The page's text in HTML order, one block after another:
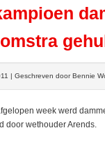
| Geschreven door Bennie
week werd
door wethouder Arends.